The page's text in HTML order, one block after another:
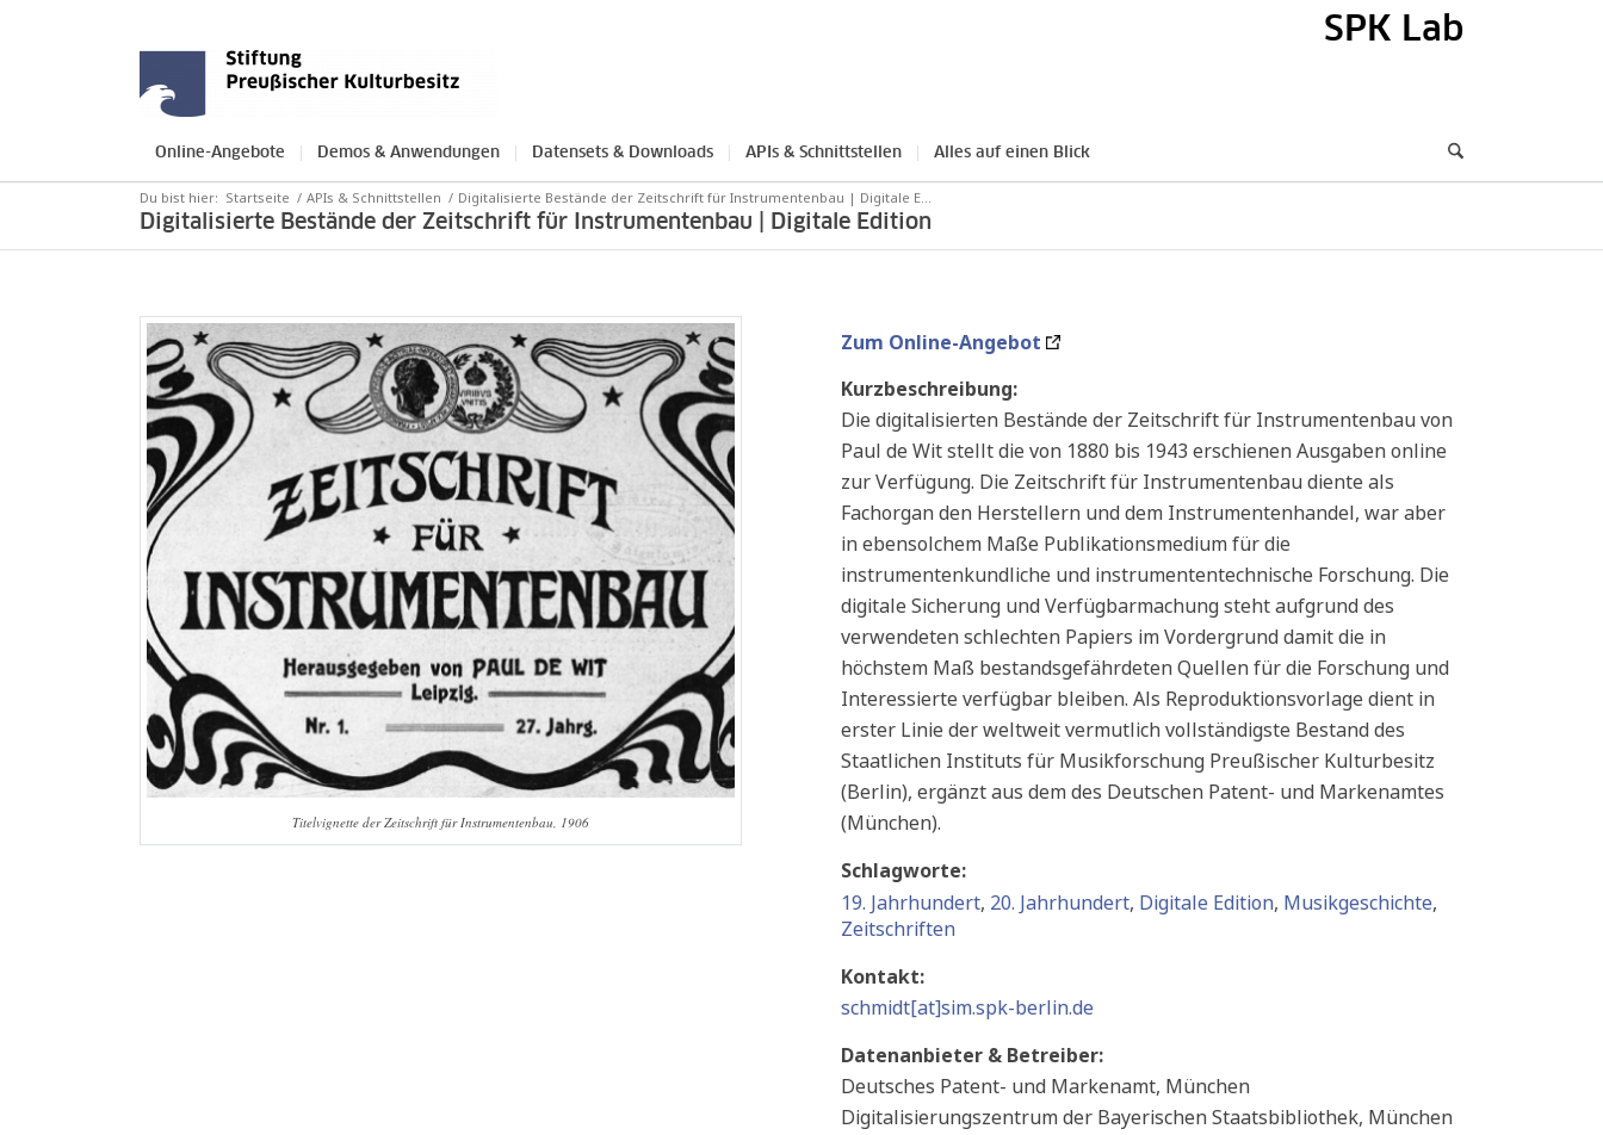
SPK Lab
Online-Angebote Demos & Anwendungen Datensets & Downloads APIs & Schnittstellen Alles auf einen Blick
Digitalisierte Bestände der Zeitschrift für Instrumentenbau | Digitale Edition
Du bist hier: Startseite / APIs & Schnittstellen / Digitalisierte Bestände der Zeitschrift für Instrumentenbau | Digitale E...
Titelvignette der Zeitschrift für Instrumentenbau, 1906
Zum Online-Angebot
Kurzbeschreibung:
Die digitalisierten Bestände der Zeitschrift für Instrumentenbau von
Paul de Wit stellt die von 1880 bis 1943 erschienen Ausgaben online
zur Verfügung. Die Zeitschrift für Instrumentenbau diente als
Fachorgan den Herstellern und dem Instrumentenhandel, war aber
in ebensolchem Maße Publikationsmedium für die
instrumentenkundliche und instrumententechnische Forschung. Die
digitale Sicherung und Verfügbarmachung steht aufgrund des
verwendeten schlechten Papiers im Vordergrund damit die in
höchstem Maß bestandsgefährdeten Quellen für die Forschung und
Interessierte verfügbar bleiben. Als Reproduktionsvorlage dient in
erster Linie der weltweit vermutlich vollständigste Bestand des
Staatlichen Instituts für Musikforschung Preußischer Kulturbesitz
(Berlin), ergänzt aus dem des Deutschen Patent- und Markenamtes
(München).
Schlagworte:
19. Jahrhundert, 20. Jahrhundert, Digitale Edition, Musikgeschichte,
Zeitschriften
Kontakt:
schmidt[at]sim.spk-berlin.de
Datenanbieter & Betreiber:
Deutsches Patent- und Markenamt, München
Digitalisierungszentrum der Bayerischen Staatsbibliothek, München